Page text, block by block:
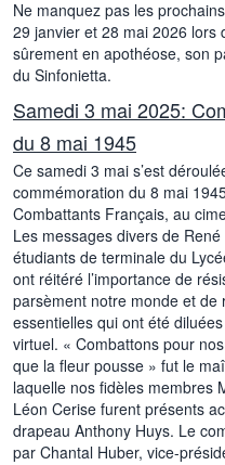
Ne manquez pas les
29 janvier et 28 mai 2026 lors
sûrement en apothéose, son
du Sinfonietta.
Samedi 3 mai 2025:
du 8 mai 1945
Ce samedi 3 mai s’est
commémoration du 8 mai
Combattants Français, au
Les messages divers de
étudiants de terminale du
ont réitéré l’importance de
parsèment notre monde et
essentielles qui ont été
virtuel. « Combattons pour
que la fleur pousse » fut le
laquelle nos fidèles membres
Léon Cerise furent présents
drapeau Anthony Huys. Le
par Chantal Huber, vice-